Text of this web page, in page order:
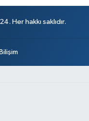
Her hakkı saklıdır.